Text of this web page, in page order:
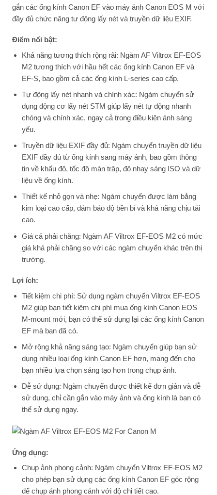
gắn các ống kính Canon EF vào máy ảnh Canon EOS M với
đầy đủ chức năng tự động lấy nét và truyền dữ liệu EXIF.
Điểm nổi bật:
Khả năng tương thích rộng rãi: Ngàm AF Viltrox EF-EOS
M2 tương thích với hầu hết các ống kính Canon EF và
EF-S, bao gồm cả các ống kính L-series cao cấp.
Tự động lấy nét nhanh và chính xác: Ngàm chuyển sử
dụng động cơ lấy nét STM giúp lấy nét tự động nhanh
chóng và chính xác, ngay cả trong điều kiện ánh sáng
yếu.
Truyền dữ liệu EXIF đầy đủ: Ngàm chuyển truyền dữ liệu
EXIF đầy đủ từ ống kính sang máy ảnh, bao gồm thông
tin về khẩu độ, tốc độ màn trập, độ nhạy sáng ISO và dữ
liệu về ống kính.
Thiết kế nhỏ gọn và nhẹ: Ngàm chuyển được làm bằng
kim loại cao cấp, đảm bảo độ bền bỉ và khả năng chịu tải
cao.
Giá cả phải chăng: Ngàm AF Viltrox EF-EOS M2 có mức
giá khá phải chăng so với các ngàm chuyển khác trên thị
trường.
Lợi ích:
Tiết kiệm chi phí: Sử dụng ngàm chuyển Viltrox EF-EOS
M2 giúp bạn tiết kiệm chi phí mua ống kính Canon EOS
M-mount mới, bạn có thể sử dụng lại các ống kính Canon
EF mà bạn đã có.
Mở rộng khả năng sáng tạo: Ngàm chuyển giúp bạn sử
dụng nhiều loại ống kính Canon EF hơn, mang đến cho
bạn nhiều lựa chọn sáng tạo hơn trong chụp ảnh.
Dễ sử dụng: Ngàm chuyển được thiết kế đơn giản và dễ
sử dụng, chỉ cần gắn vào máy ảnh và ống kính là bạn có
thể sử dụng ngay.
Ứng dụng:
Chụp ảnh phong cảnh: Ngàm chuyển Viltrox EF-EOS M2
cho phép bạn sử dụng các ống kính Canon EF góc rộng
để chụp ảnh phong cảnh với độ chi tiết cao.